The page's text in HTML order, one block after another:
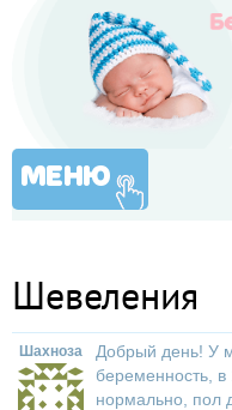
МЕНЮ
Шевеления
Шахноза
Добрый день! У
беременность, в
нормально, пол